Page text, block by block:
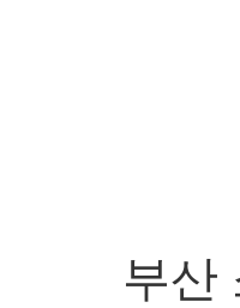
부산